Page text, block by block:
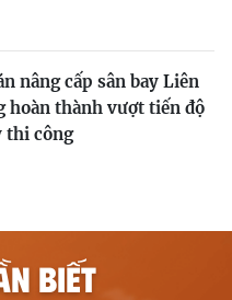
nâng cấp sân bay Liên
hoàn thành vượt tiến độ
thi công
BIẾT